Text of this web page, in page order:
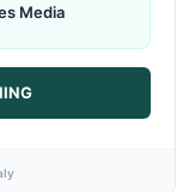
Media